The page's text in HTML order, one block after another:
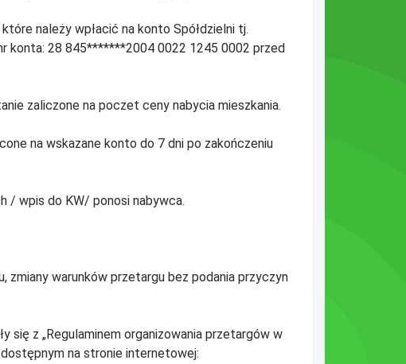
należy wpłacić na konto Spółdzielni tj.
konta: 28 845*******2004 0022 1245 0002 przed
zaliczone na poczet ceny nabycia mieszkania.
na wskazane konto do 7 dni po zakończeniu
/ wpis do KW/ ponosi nabywca.
zmiany warunków przetargu bez podania przyczyn
się z „Regulaminem organizowania przetargów w
dostępnym na stronie internetowej: